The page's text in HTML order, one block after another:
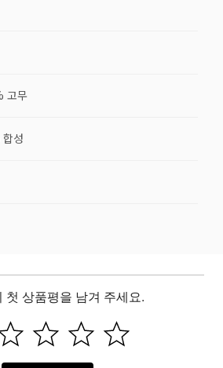
고무
성
첫 상품평을 남겨 주세요.